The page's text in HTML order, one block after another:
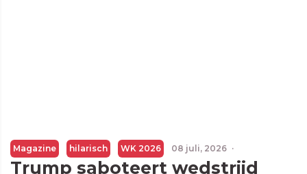
Magazine hilarisch WK 2026 08 juli, 2026 ·
Trump saboteert wedstrijd